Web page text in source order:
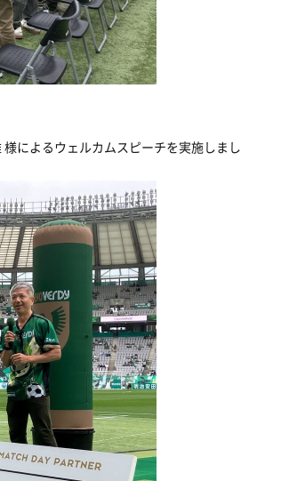
によるウェルカムスピーチを実施しまし